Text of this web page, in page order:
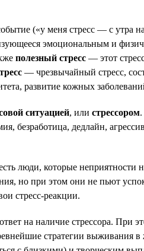
(«у меня стресс — с утра
эмоциональным и
полезный стресс — этот
— чрезвычайный стресс,
развитие кожных
ситуацией, или стрессором.
безработица, дедлайн,
люди, которые
но при этом они не пьют
стресс-реакции.
на наличие стрессора. При
стратегии выживания